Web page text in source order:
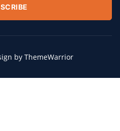
by ThemeWarrior